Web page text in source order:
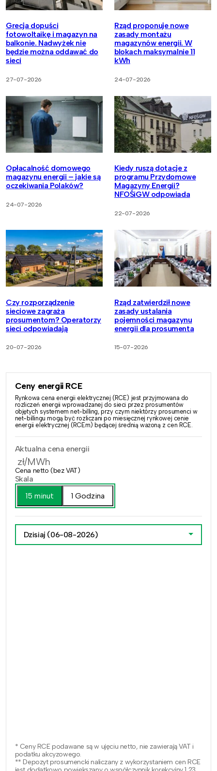
Grecja dopuści
fotowoltaikę i magazyn na
balkonie. Nadwyżek nie
będzie można oddawać do
sieci
27-07-2026
Rząd proponuje nowe
zasady montażu
magazynów energii. W
blokach maksymalnie 11
kWh
24-07-2026
Opłacalność domowego
magazynu energii – jakie są
oczekiwania Polaków?
24-07-2026
Kiedy ruszą dotacje z
programu Przydomowe
Magazyny Energii?
NFOŚiGW odpowiada
22-07-2026
Czy rozporządzenie
sieciowe zagraża
prosumentom? Operatorzy
sieci odpowiadają
20-07-2026
Rząd zatwierdził nowe
zasady ustalania
pojemności magazynu
energii dla prosumenta
15-07-2026
Ceny energii RCE
Rynkowa cena energii elektrycznej (RCE) jest przyjmowana do
rozliczeń energii wprowadzanej do sieci przez prosumentów
objętych systemem net-billing, przy czym niektórzy prosumenci w
net-billingu mogą być rozliczani po miesięcznej rynkowej cenie
energii elektrycznej (RCEm) będącej średnią ważoną z cen RCE.
Aktualna cena energii
zł/MWh
Cena netto (bez VAT)
Skala
15 minut
1 Godzina
Dzisiaj (06-08-2026)
* Ceny RCE podawane są w ujęciu netto, nie zawierają VAT i
podatku akcyzowego.
** Depozyt prosumencki naliczany z wykorzystaniem cen RCE